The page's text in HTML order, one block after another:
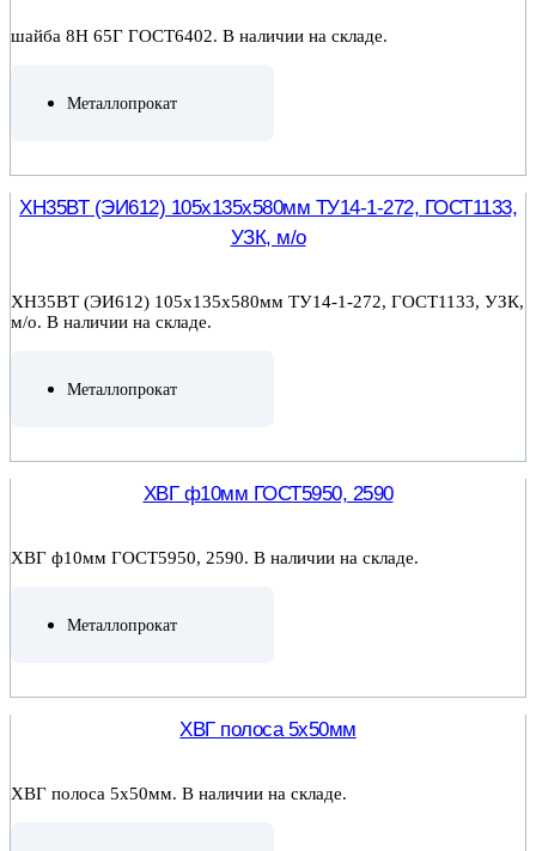
шайба 8Н 65Г ГОСТ6402. В наличии на складе.
Металлопрокат
ХН35ВТ (ЭИ612) 105х135х580мм ТУ14-1-272, ГОСТ1133,
УЗК, м/о
ХН35ВТ (ЭИ612) 105х135х580мм ТУ14-1-272, ГОСТ1133, УЗК,
м/о. В наличии на складе.
Металлопрокат
ХВГ ф10мм ГОСТ5950, 2590
ХВГ ф10мм ГОСТ5950, 2590. В наличии на складе.
Металлопрокат
ХВГ полоса 5х50мм
ХВГ полоса 5х50мм. В наличии на складе.